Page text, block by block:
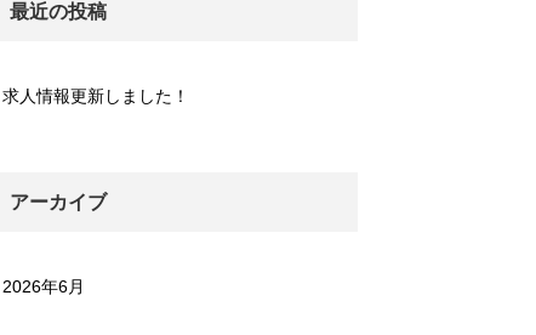
最近の投稿
求人情報更新しました！
アーカイブ
2026年6月